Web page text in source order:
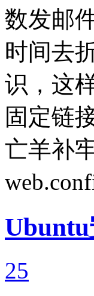
数发邮
时间去
识，这
固定链
亡羊补
25